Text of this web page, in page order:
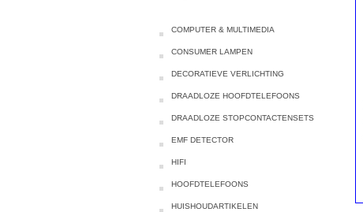
COMPUTER & MULTIMEDIA
CONSUMER LAMPEN
DECORATIEVE VERLICHTING
DRAADLOZE HOOFDTELEFOONS
DRAADLOZE STOPCONTACTENSETS
EMF DETECTOR
HIFI
HOOFDTELEFOONS
HUISHOUDARTIKELEN